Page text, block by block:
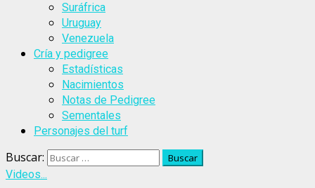
Suráfrica
Uruguay
Venezuela
Cría y pedigree
Estadísticas
Nacimientos
Notas de Pedigree
Sementales
Personajes del turf
Buscar:
Videos...